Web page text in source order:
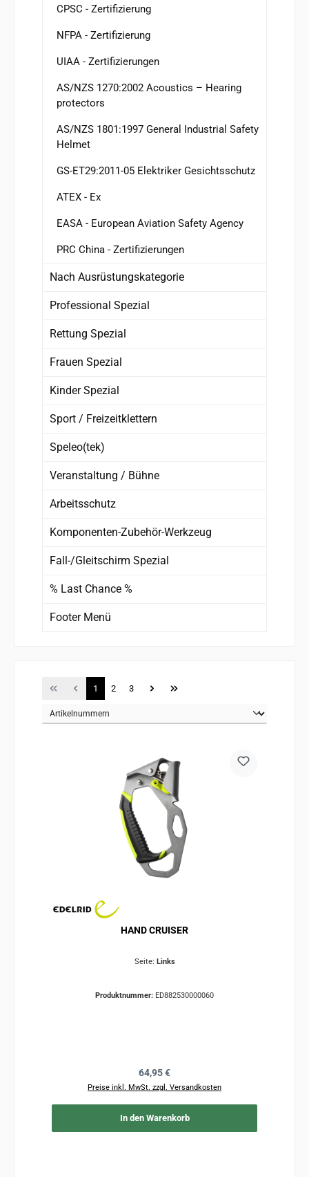
CPSC - Zertifizierung
NFPA - Zertifizierung
UIAA - Zertifizierungen
AS/NZS 1270:2002 Acoustics – Hearing
protectors
AS/NZS 1801:1997 General Industrial Safety
Helmet
GS-ET29:2011-05 Elektriker Gesichtsschutz
ATEX - Ex
EASA - European Aviation Safety Agency
PRC China - Zertifizierungen
Nach Ausrüstungskategorie
Professional Spezial
Rettung Spezial
Frauen Spezial
Kinder Spezial
Sport / Freizeitklettern
Speleo(tek)
Veranstaltung / Bühne
Arbeitsschutz
Komponenten-Zubehör-Werkzeug
Fall-/Gleitschirm Spezial
% Last Chance %
Footer Menü
Seite
1 Seite
2 Seite
3
HAND CRUISER
Seite: Links
Produktnummer: ED882530000060
Regulärer Preis:
64,95 €
Preise inkl. MwSt. zzgl. Versandkosten
In den Warenkorb